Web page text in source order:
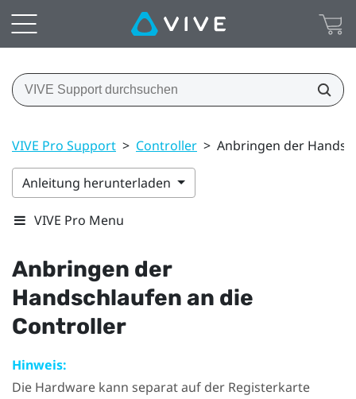
VIVE Pro Support > Controller > Anbringen der
Anleitung herunterladen
VIVE Pro Menu
Anbringen der
Handschlaufen an die
Controller
Hinweis:
Die Hardware kann separat auf der Registerkarte